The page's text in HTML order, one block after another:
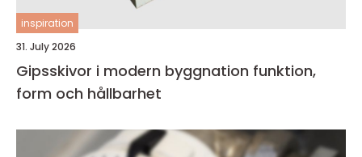
inspiration
31. July 2026
Gipsskivor i modern byggnation funktion,
form och hållbarhet